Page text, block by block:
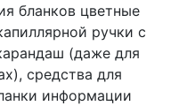
бланков цветные
ручки с
(даже для
средства для
информации